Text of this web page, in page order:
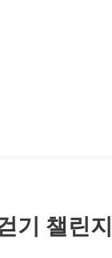
기 챌린